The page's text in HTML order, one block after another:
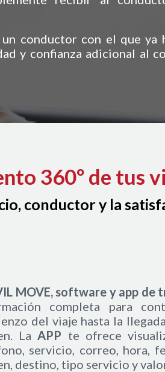
conductor con el que ya
y confianza adicional al
360º de tus
conductor y la
MOVE, software y app de
completa para
del viaje hasta la
La APP te ofrece
servicio, correo, hora,
destino, tipo servicio y